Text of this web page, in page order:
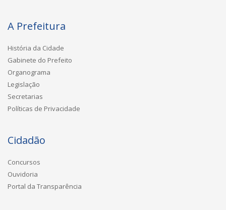
A Prefeitura
História da Cidade
Gabinete do Prefeito
Organograma
Legislação
Secretarias
Políticas de Privacidade
Cidadão
Concursos
Ouvidoria
Portal da Transparência